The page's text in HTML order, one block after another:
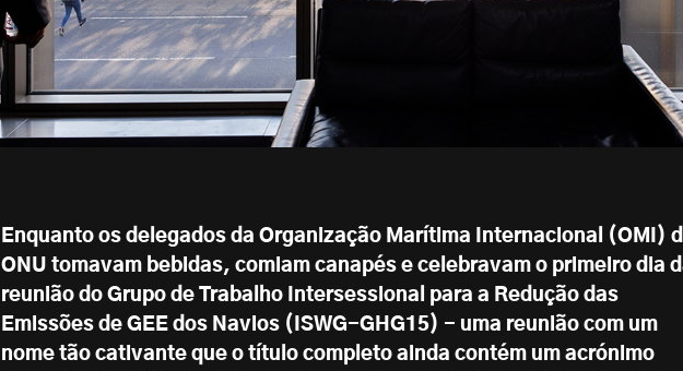
Enquanto os delegados da Organização Marítima Internacional (OMI)
ONU tomavam bebidas, comiam canapés e celebravam o primeiro dia
reunião do Grupo de Trabalho Intersessional para a Redução das
Emissões de GEE dos Navios (ISWG-GHG15) - uma reunião com um
nome tão cativante que o título completo ainda contém um acrónimo